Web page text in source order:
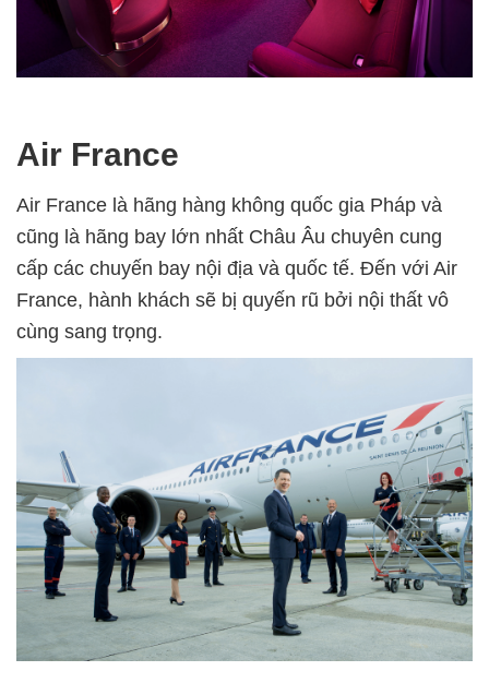
Air France
Air France là hãng hàng không quốc gia Pháp và
cũng là hãng bay lớn nhất Châu Âu chuyên cung
cấp các chuyến bay nội địa và quốc tế. Đến với Air
France, hành khách sẽ bị quyến rũ bởi nội thất vô
cùng sang trọng.